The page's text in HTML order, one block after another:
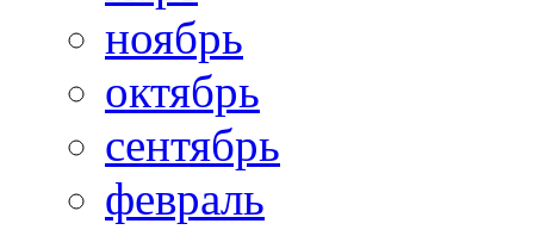
ноябрь
октябрь
сентябрь
февраль